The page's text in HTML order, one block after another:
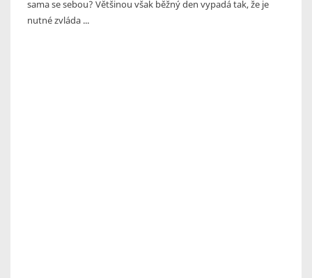
sama se sebou? Většinou však běžný den vypadá tak, že je
nutné zvláda ...